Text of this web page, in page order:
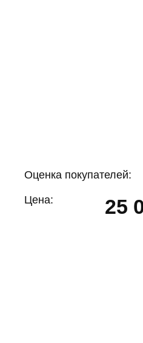
Оценка покупателей:
Цена: 25